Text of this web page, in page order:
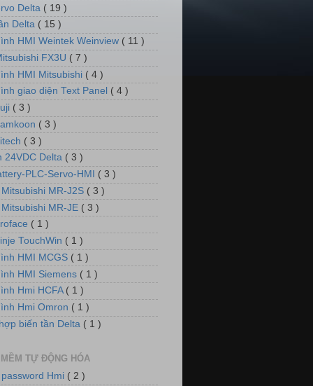
Delta ( 19 )
Delta ( 15 )
HMI Weintek Weinview ( 11 )
FX3U ( 7 )
HMI Mitsubishi ( 4 )
giao diện Text Panel ( 4 )
( 3 )
( 3 )
( 3 )
24VDC Delta ( 3 )
PLC-Servo-HMI ( 3 )
MR-J2S ( 3 )
MR-JE ( 3 )
( 1 )
TouchWin ( 1 )
HMI MCGS ( 1 )
HMI Siemens ( 1 )
Hmi HCFA ( 1 )
Hmi Omron ( 1 )
biến tần Delta ( 1 )
MỀM TỰ ĐỘNG HÓA
Hmi ( 2 )